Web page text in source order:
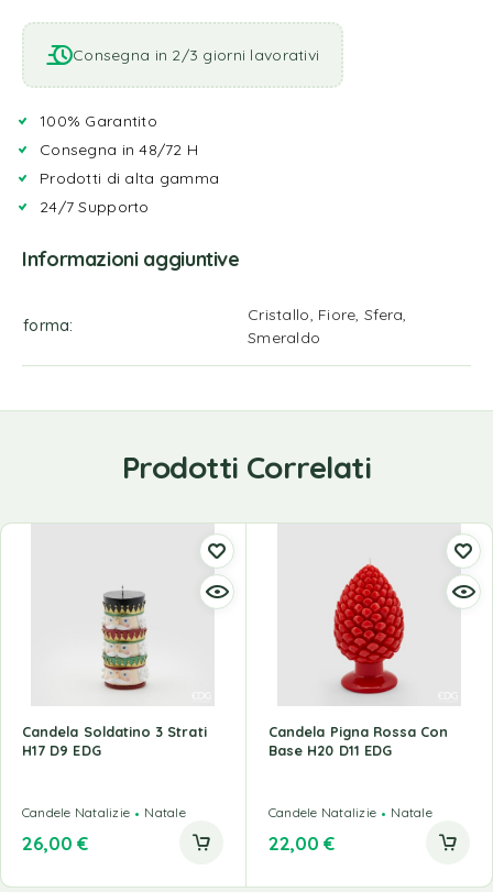
Consegna in 2/3 giorni lavorativi
100% Garantito
Consegna in 48/72 H
Prodotti di alta gamma
24/7 Supporto
Informazioni aggiuntive
forma
Cristallo, Fiore, Sfera,
Smeraldo
Prodotti Correlati
Candela Soldatino 3 Strati
H17 D9 EDG
Candele Natalizie Natale
26,00 €
Candela Pigna Rossa Con
Base H20 D11 EDG
Candele Natalizie Natale
22,00 €